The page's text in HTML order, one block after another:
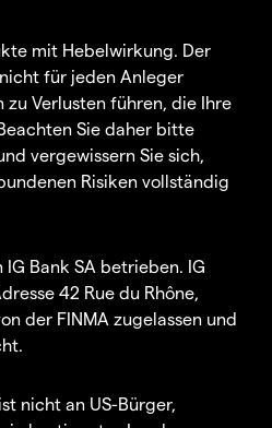
mit Hebelwirkung. Der
für jeden Anleger
Verlusten führen, die Ihre
Sie daher bitte
vergewissern Sie sich,
Risiken vollständig
Bank SA betrieben. IG
42 Rue du Rhône,
der FINMA zugelassen und
nicht an US-Bürger,